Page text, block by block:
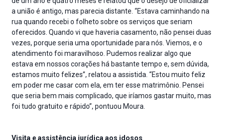
a união é antigo, mas parecia distante. “Estava caminhando na
rua quando recebi o folheto sobre os serviços que seriam
oferecidos. Quando vi que haveria casamento, não pensei duas
vezes, porque seria uma oportunidade para nós. Viemos, e o
atendimento foi maravilhoso. Pudemos realizar algo que
estava em nossos corações há bastante tempo e, sem dúvida,
estamos muito felizes”, relatou a assistida. “Estou muito feliz
em poder me casar com ela, em ter esse matrimônio. Pensei
que seria bem mais complicado, que iríamos gastar muito, mas
foi tudo gratuito e rápido”, pontuou Moura.
Visita e assistência jurídica aos idosos